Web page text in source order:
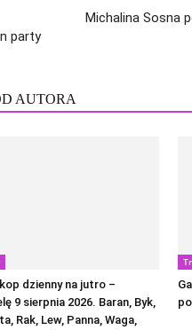
party
Michalina Sosna
AUTORA
dzienny na jutro –
9 sierpnia 2026. Baran, Byk,
Rak, Lew, Panna, Waga,